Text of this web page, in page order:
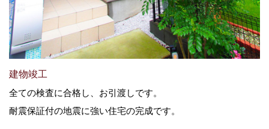
建物竣工
全ての検査に合格し、お引渡しです。
耐震保証付の地震に強い住宅の完成です。